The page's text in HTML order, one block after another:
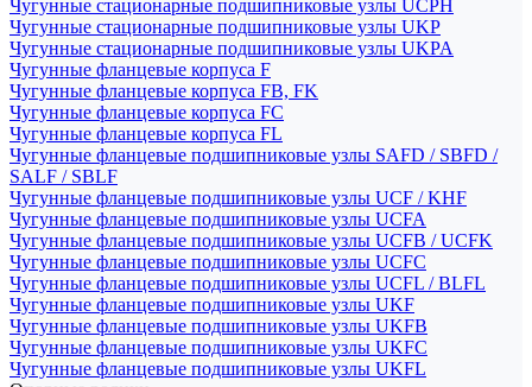
Чугунные стационарные подшипниковые узлы UCPH
Чугунные стационарные подшипниковые узлы UKP
Чугунные стационарные подшипниковые узлы UKPA
Чугунные фланцевые корпуса F
Чугунные фланцевые корпуса FB, FK
Чугунные фланцевые корпуса FC
Чугунные фланцевые корпуса FL
Чугунные фланцевые подшипниковые узлы SAFD / SBFD /
SALF / SBLF
Чугунные фланцевые подшипниковые узлы UCF / KHF
Чугунные фланцевые подшипниковые узлы UCFA
Чугунные фланцевые подшипниковые узлы UCFB / UCFK
Чугунные фланцевые подшипниковые узлы UCFC
Чугунные фланцевые подшипниковые узлы UCFL / BLFL
Чугунные фланцевые подшипниковые узлы UKF
Чугунные фланцевые подшипниковые узлы UKFB
Чугунные фланцевые подшипниковые узлы UKFC
Чугунные фланцевые подшипниковые узлы UKFL